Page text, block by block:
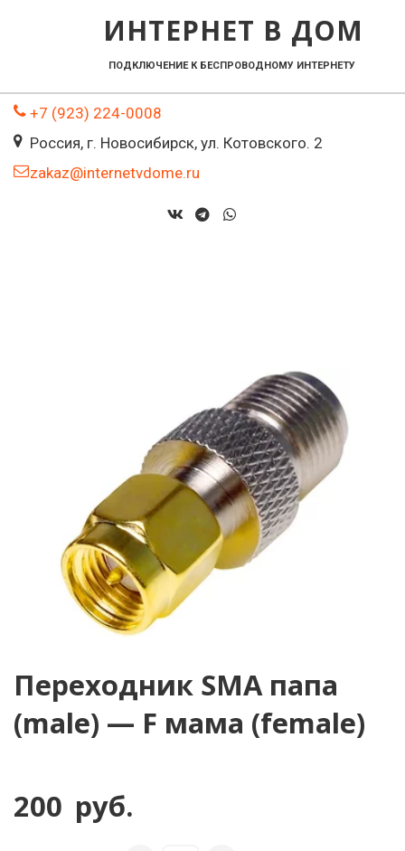
ИНТЕРНЕТ В ДОМ
ПОДКЛЮЧЕНИЕ К БЕСПРОВОДНОМУ ИНТЕРНЕТУ
+7 (923) 224-0008
Россия, г. Новосибирск, ул. Котовского. 2
zakaz@internetvdome.ru
Переходник SMA папа
(male) — F мама (female)
200 руб.